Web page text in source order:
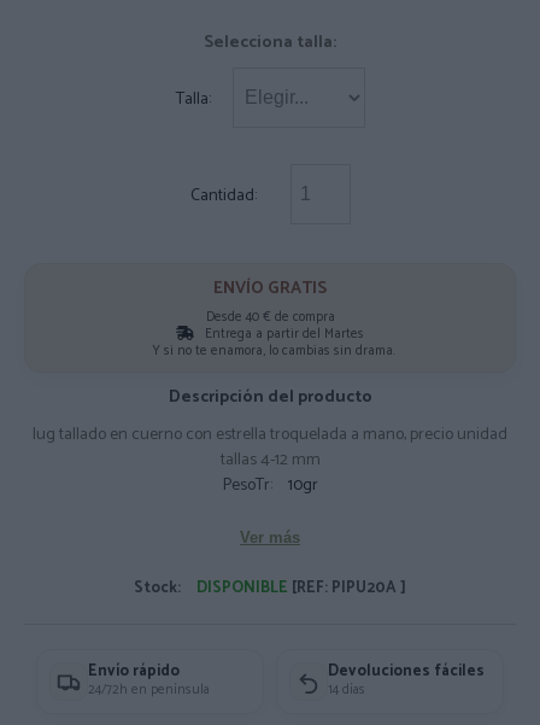
Selecciona talla:
Talla:
Cantidad:
ENVÍO GRATIS
Desde 40 € de compra
Entrega a partir del Martes
Y si no te enamora, lo cambias sin drama.
Descripción del producto
lug tallado en cuerno con estrella troquelada a mano, precio unidad
tallas 4-12 mm
PesoTr: 10gr
Ver más
Stock: DISPONIBLE [REF: PIPU20A ]
Envío rápido
24/72h en península
Devoluciones fáciles
14 días